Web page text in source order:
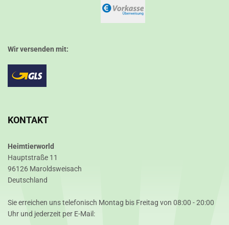
Wir versenden mit:
KONTAKT
Heimtierworld
Hauptstraße 11
96126 Maroldsweisach
Deutschland
Sie erreichen uns telefonisch Montag bis Freitag von 08:00 - 20:00
Uhr und jederzeit per E-Mail: